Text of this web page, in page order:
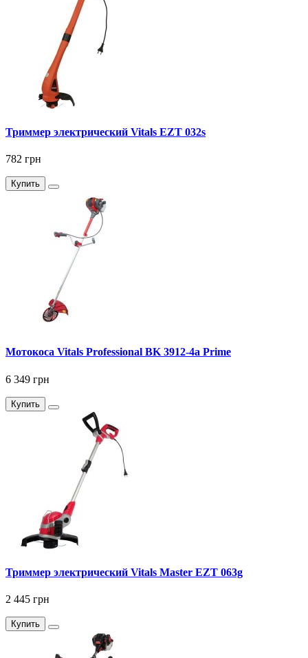
Триммер электрический Vitals EZT 032s
782 грн
Купить
Мотокоса Vitals Professional BK 3912-4a Prime
6 349 грн
Купить
Триммер электрический Vitals Master EZT 063g
2 445 грн
Купить